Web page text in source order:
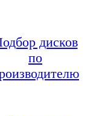
дисков
по